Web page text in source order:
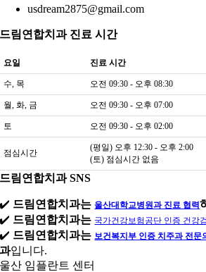
usdream2875@gmail.com
드림연합치과 진료 시간
요일 진료 시간
수, 목 오전 09:30 - 오후 08:30
월, 화, 금 오전 09:30 - 오후 07:00
토 오전 09:30 - 오후 02:00
점심시간
(평일) 오후 12:30 - 오후 2:00
(토) 점심시간 없음
드림연합치과 SNS
✔️ 드림연합치과는 울산대학교병원과 진료 협력
✔️ 드림연합치과는 국가건강보험공단 인증 건강
✔️ 드림연합치과는 보건복지부 인증 치주과 전문
과입니다.
울산 임플란트 센터